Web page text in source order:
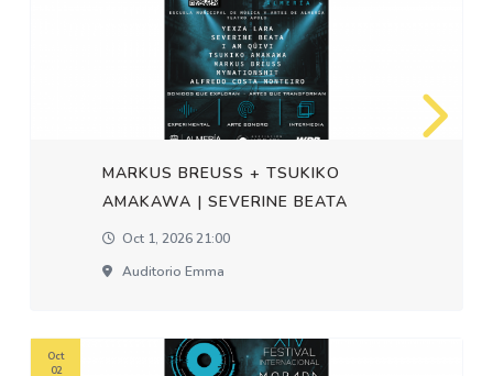
MARKUS BREUSS + TSUKIKO
AMAKAWA | SEVERINE BEATA
Oct 1, 2026 21:00
Auditorio Emma
Oct
02